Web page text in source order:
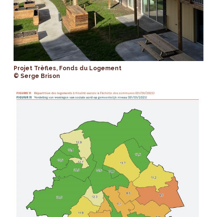
Projet Trèfles, Fonds du Logement
© Serge Brison